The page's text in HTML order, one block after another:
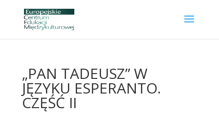
„PAN TADEUSZ” W
JĘZYKU ESPERANTO.
CZĘŚĆ II